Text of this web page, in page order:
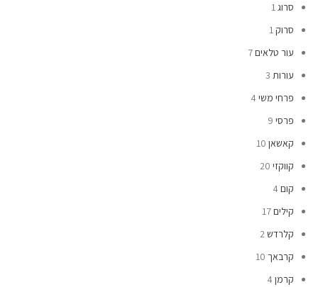
סרוג1
סרוק1
עור טלאים7
עורות 3
פרחי משי 4
פרסי 9
קאשאן 10
קווקזי 20
קום 4
קילים17
קלרדש2
קרבאך 10
קרמן 4